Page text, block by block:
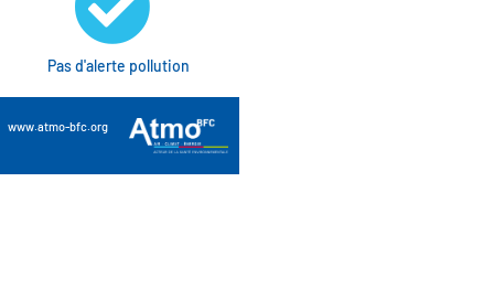
Pas d'alerte pollution
www.atmo-bfc.org